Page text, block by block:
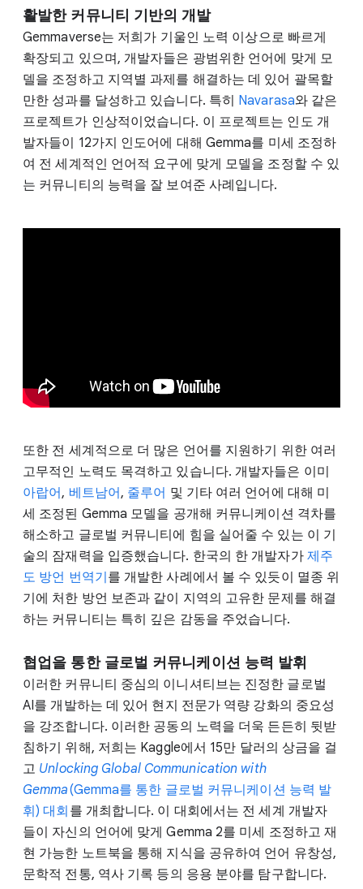
활발한 커뮤니티 기반의 개발
Gemmaverse는 저희가 기울인 노력 이상으로 빠르게
확장되고 있으며, 개발자들은 광범위한 언어에 맞게 모
델을 조정하고 지역별 과제를 해결하는 데 있어 괄목할
만한 성과를 달성하고 있습니다. 특히 Navarasa와 같은
프로젝트가 인상적이었습니다. 이 프로젝트는 인도 개
발자들이 12가지 인도어에 대해 Gemma를 미세 조정하
여 전 세계적인 언어적 요구에 맞게 모델을 조정할 수 있
는 커뮤니티의 능력을 잘 보여준 사례입니다.
또한 전 세계적으로 더 많은 언어를 지원하기 위한 여러
고무적인 노력도 목격하고 있습니다. 개발자들은 이미
아랍어, 베트남어, 줄루어 및 기타 여러 언어에 대해 미
세 조정된 Gemma 모델을 공개해 커뮤니케이션 격차를
해소하고 글로벌 커뮤니티에 힘을 실어줄 수 있는 이 기
술의 잠재력을 입증했습니다. 한국의 한 개발자가 제주
도 방언 번역기를 개발한 사례에서 볼 수 있듯이 멸종 위
기에 처한 방언 보존과 같이 지역의 고유한 문제를 해결
하는 커뮤니티는 특히 깊은 감동을 주었습니다.
협업을 통한 글로벌 커뮤니케이션 능력 발휘
이러한 커뮤니티 중심의 이니셔티브는 진정한 글로벌
AI를 개발하는 데 있어 현지 전문가 역량 강화의 중요성
을 강조합니다. 이러한 공동의 노력을 더욱 든든히 뒷받
침하기 위해, 저희는 Kaggle에서 15만 달러의 상금을 걸
고 Unlocking Global Communication with
Gemma(Gemma를 통한 글로벌 커뮤니케이션 능력 발
휘) 대회 를 개최합니다. 이 대회에서는 전 세계 개발자
들이 자신의 언어에 맞게 Gemma 2를 미세 조정하고 재
현 가능한 노트북을 통해 지식을 공유하여 언어 유창성,
문학적 전통, 역사 기록 등의 응용 분야를 탐구합니다.